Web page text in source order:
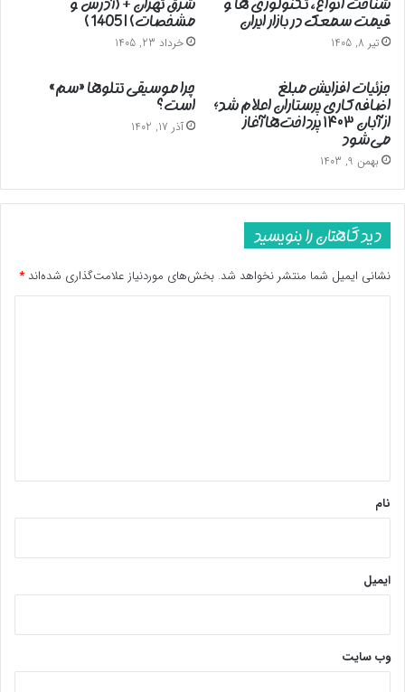
قیمت سمعک در بازار ایران
تیر 8, 1405
مشخصات) | 1405 )
خرداد 23, 1405
جزئیات افزایش مبلغ
اضافه‌کاری پرستاران اعلام شد؛
از آبان ۱۴۰۳ پرداخت‌ها آغاز
می‌شود
بهمن 9, 1403
چرا موسیقی تتلوها «سم»
است؟
آذر 17, 1402
دیدگاهتان را بنویسید
نشانی ایمیل شما منتشر نخواهد شد. بخش‌های موردنیاز علامت‌گذاری شده‌اند *
نام
ایمیل
وب‌ سایت